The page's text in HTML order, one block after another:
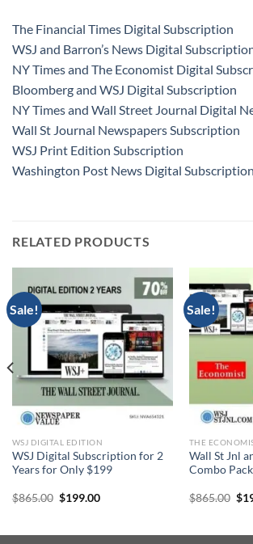
The Financial Times Digital Subscription
WSJ and Barron’s News Digital
NY Times and The Economist Digital
Bloomberg and WSJ Digital Subscription
NY Times and Wall Street Journal Digital
Wall St Journal Newspapers Subscription
WSJ Print Edition Subscription
Washington Post News Digital Subscription
RELATED PRODUCTS
Sale!
WSJ DIGITAL EDITION
WSJ Digital Subscription for 2
Years for Only $199
$865.00 Original
$199.00Current
Sale!
THE
Wall St Jnl
Combo
$865.00 $